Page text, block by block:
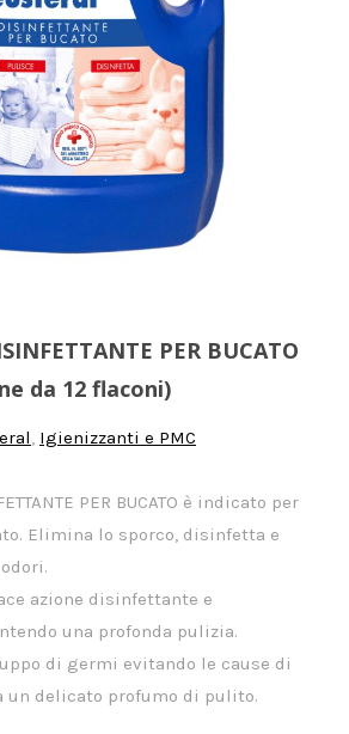
PER BUCATO
da 12 flaconi)
, Igienizzanti e PMC
PER BUCATO è indicato per
Elimina lo sporco, disinfetta e
azione disinfettante e
una profonda pulizia.
di germi evitando le cause di
un delicato profumo di pulito.